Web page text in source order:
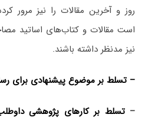
روز و آخرین مقالات را نیز مرور
است مقالات و کتاب‌های اساتید
نیز مدنظر داشته باشند.
– تسلط بر موضوع پیشنهادی برای
–تسلط بر کارهای پژوهشی